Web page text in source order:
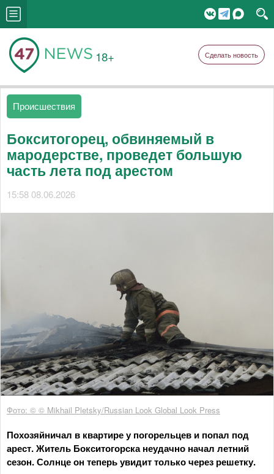
18+ Сделать новость
Происшествия
Бокситогорец, обвиняемый в
мародерстве, проведет большую
часть лета под арестом
15:58 08.06.2026
Фото: © © Mikhail Pletsky/Russian Look Global Look Press
Похозяйничал в квартире у погорельцев и попал под
арест. Житель Бокситогорска неудачно начал летний
сезон. Солнце он теперь увидит только через решетку.